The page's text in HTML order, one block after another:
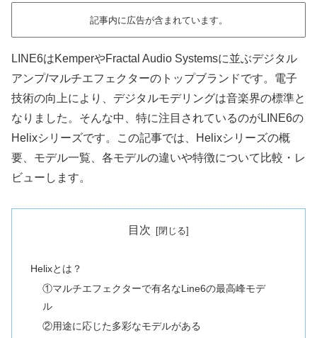
記事内に広告が含まれています。
LINE6はKemperやFractal Audio Systemsに並ぶデジタル
アンプ/マルチエフェクターのトップブランドです。電子
技術の向上により、デジタルモデリングは音楽界の標準と
なりました。そんな中、特に注目されているのがLINE6の
Helixシリーズです。この記事では、Helixシリーズの概
要、モデル一覧、各モデルの違いや特徴について比較・レ
ビューします。
目次
Helixとは？
①マルチエフェクターで有名なLine6の最高峰モデ
ル
②用途に応じた多彩なモデルがある